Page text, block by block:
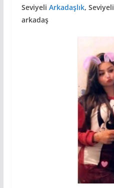
Seviyeli Arkadaşlık, Seviyeli
arkadaş